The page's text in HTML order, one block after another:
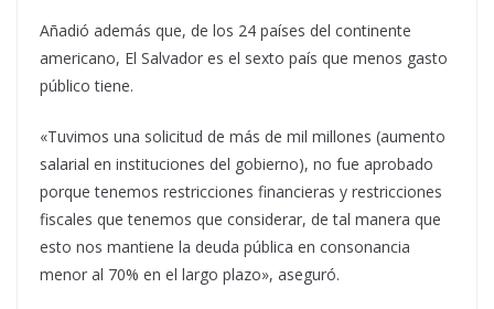
Añadió además que, de los 24 países del continente
americano, El Salvador es el sexto país que menos gasto
público tiene.
«Tuvimos una solicitud de más de mil millones (aumento
salarial en instituciones del gobierno), no fue aprobado
porque tenemos restricciones financieras y restricciones
fiscales que tenemos que considerar, de tal manera que
esto nos mantiene la deuda pública en consonancia
menor al 70% en el largo plazo», aseguró.